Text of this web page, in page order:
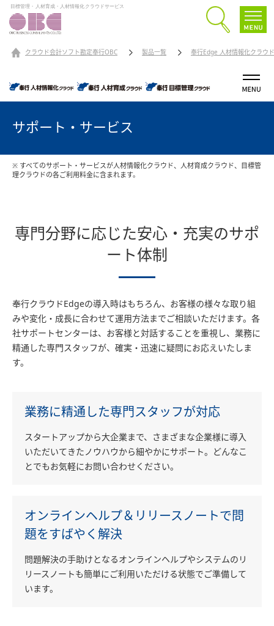
目標管理・人材育成・人材情報化クラウドサービス
クラウド会計ソフト勘定奉行OBC 製品一覧 奉行Edge 人材情報化クラウ
サポート・サービス
※ すべてのサポート・サービスが人材情報化クラウド、人材育成クラウド、目標管
理クラウドの各ご利用料金に含まれます。
専門分野に応じた安心・充実のサポ
ート体制
奉行クラウドEdgeの導入時はもちろん、お客様の様々な取り組
みや変化・成長に合わせて運用方法までご相談いただけます。各
社サポートセンターは、お客様と対話することを重視し、業務に
精通した専門スタッフが、確実・迅速に疑問にお応えいたしま
す。
業務に精通した専門スタッフが対応
スタートアップから大企業まで、さまざまな企業様に導入
いただいてきたノウハウから細やかにサポート。どんなこ
とでもお気軽にお問い合わせください。
オンラインヘルプ＆リリースノートで問
題をすばやく解決
問題解決の手助けとなるオンラインヘルプやシステムのリ
リースノートも簡単にご利用いただける状態でご準備して
います。